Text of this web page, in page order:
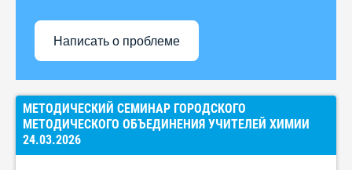
Написать о проблеме
МЕТОДИЧЕСКИЙ СЕМИНАР ГОРОДСКОГО
МЕТОДИЧЕСКОГО ОБЪЕДИНЕНИЯ УЧИТЕЛЕЙ ХИМИИ
24.03.2026